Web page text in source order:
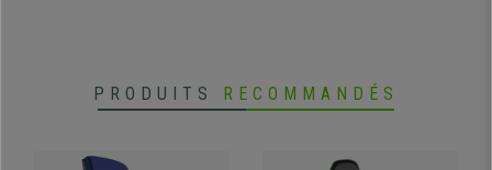
PRODUITS RECOMMANDÉS